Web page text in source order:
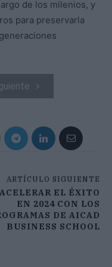
de los milenios, y
para preservarla
ARTÍCULO SIGUIENTE
ACELERAR EL ÉXITO
EN 2024 CON LOS
DE AICAD
BUSINESS SCHOOL